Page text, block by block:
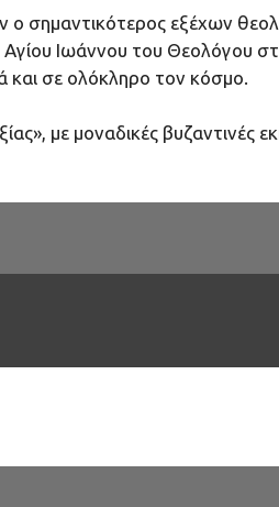
σημαντικότερος εξέχων
Ιωάννου του Θεολόγου
και σε ολόκληρο τον κόσμο.
με μοναδικές βυζαντινές